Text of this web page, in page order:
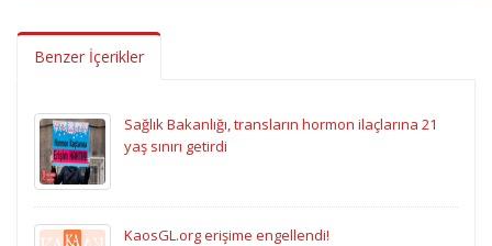
Benzer İçerikler
Sağlık Bakanlığı, transların hormon ilaçlarına 21
yaş sınırı getirdi
KaosGL.org erişime engellendi!